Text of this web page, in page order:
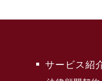
サービス紹